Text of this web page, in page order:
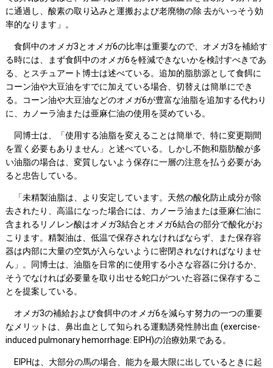
に通過し、酸素の取り込みと運搬および老廃物の除 去がいっそう効
率的なります」。
食餌中のオメガ3とオメガ6の比率は重要なので、オメガ3を補給す
る時には、まず食餌中のオメガ6を軽減できないかを検討すべきであ
る、とスチュアート博士は述べている。追加的脂肪源として食餌に
コーン油や大豆油をすでに加えている場合、切替えは簡単にでき
る。コーン油や大豆油などのオメガ6が豊富な油脂を追加する代わり
に、カノーラ油または亜麻仁油の使用を奨めている。
同博士は、「使用する油脂を変えることは簡単で、特に変更期間
を置く必要もありません」と述べている。しかし不飽和脂肪酸が多
い油脂の場合は、変質しないよう保存に一層の注意を払う必要があ
ると忠告している。
「未精製油脂は、より安定しています。天然の酸化防止成分が除
去されたり、高温になった場合には、カノーラ油または亜麻仁油に
含まれるリノレン酸はオメガ3結合とオメガ6結合の部分で酸化がお
こります。精製油は、低温で保存されなければならず、また保存容
器は内部に大量の空気が入らないように密閉されなければなりませ
ん」。同博士は、油脂を日常的に使用する小さな容器に分けるか、
そうでなければ必要量を取り出せる蛇口がついた容器に保存するこ
とを提案している。
オメガ3の補給および食餌中のオメガ6を減らす努力の一つの重要
なメリットは、鼻出血として知られる運動誘発性肺出血 (exercise-
induced pulmonary hemorrhage: EIPH)の治療効果である。
EIPHは、大部分の馬の場合、能力を最大限に出しているときに起